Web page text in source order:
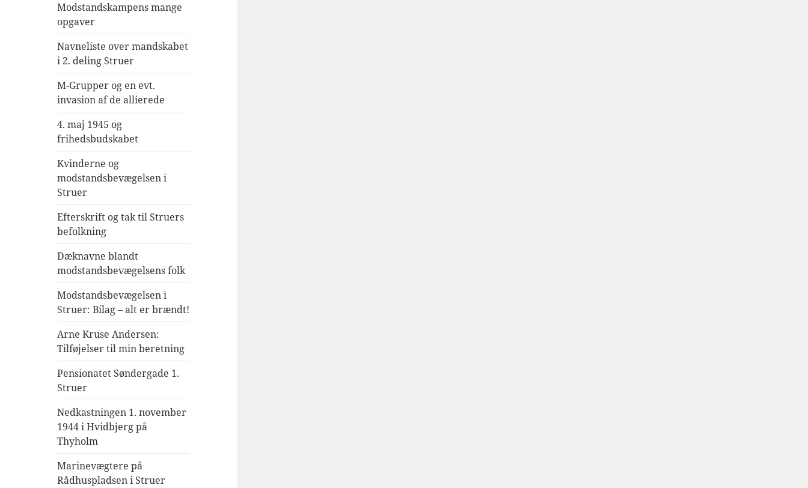
Modstandskampens mange
opgaver
Navneliste over mandskabet
i 2. deling Struer
M-Grupper og en evt.
invasion af de allierede
4. maj 1945 og
frihedsbudskabet
Kvinderne og
modstandsbevægelsen i
Struer
Efterskrift og tak til Struers
befolkning
Dæknavne blandt
modstandsbevægelsens folk
Modstandsbevægelsen i
Struer: Bilag – alt er brændt!
Arne Kruse Andersen:
Tilføjelser til min beretning
Pensionatet Søndergade 1.
Struer
Nedkastningen 1. november
1944 i Hvidbjerg på
Thyholm
Marinevægtere på
Rådhuspladsen i Struer